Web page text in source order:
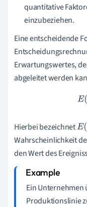
quantitative
einzubeziehen.
Eine entscheidende
Erwartungswertes,
abgeleitet werden
Hierbei bezeichnetE(x
Wahrscheinlichkeit
den Wert des
Ein Unternehmen
Produktionslinie